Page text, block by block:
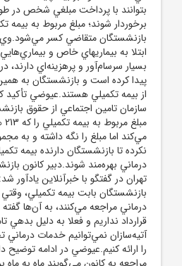
بتوانند با پرداخت مبلغي شخص در
برخوردار شوند؛ مبلغ مربوط به بيمه
بازنشستگان متقاضي کسر مي‌شود.وي
ابتلا به بيماريهاي خاص و
بسيار سرسام‌آور و پرهزينه‌اي دارند،
پيدا کرده است و بازنشستگان به
سازمان تامين اجتماعي از حقوق
مي‌کند اما مبلغ را نگه داشته و به
نکرده تا بازنشستگان دارنده بيمه
درماني بهره‌مند شوند.دبير کانون
تهران در گفتگو با خبرآنلاين
بازنشستگان بابت بيمه تکميلي،
درماني مراجعه مي‌کنند، به آن‌ها
قرارداد نداريم و فعلا به دليل بدهي
آتيه‌سازان نمي‌توانيم خدمات
را ارائه کنيم.عيوضي در ادامه توضيح